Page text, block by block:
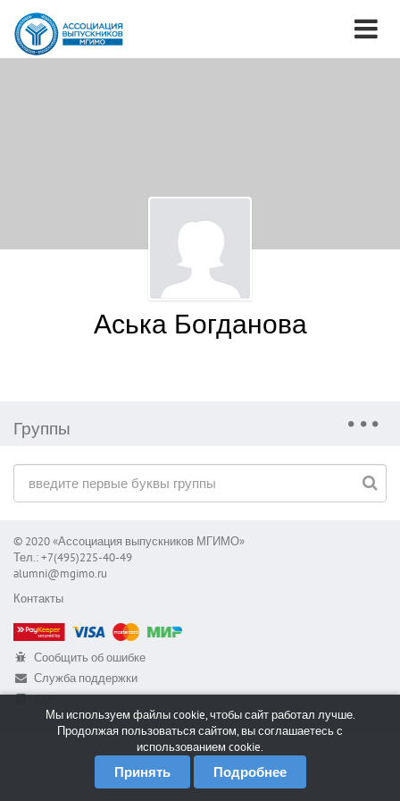
Аська Богданова
Группы
© 2020 «Ассоциация выпускников МГИМО»
Тел.: +7(495)225-40-49
alumni@mgimo.ru
Контакты
Сообщить об ошибке
Служба поддержки
RSS
Мы используем файлы cookie, чтобы сайт работал лучше.
Продолжая пользоваться сайтом, вы соглашаетесь с
использованием cookie.
Принять Подробнее